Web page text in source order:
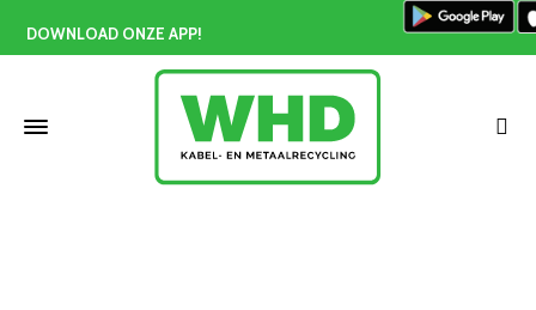
DOWNLOAD ONZE APP!